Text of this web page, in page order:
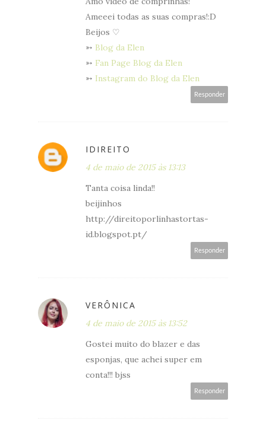
Ameeei todas as suas compras!:D
Beijos ♡
➳ Blog da Elen
➳ Fan Page Blog da Elen
➳ Instagram do Blog da Elen
Responder
IDIREITO
4 de maio de 2015 às 13:13
Tanta coisa linda!!
beijinhos
http://direitoporlinhastortas-
id.blogspot.pt/
Responder
VERÔNICA
4 de maio de 2015 às 13:52
Gostei muito do blazer e das
esponjas, que achei super em
conta!!! bjss
Responder